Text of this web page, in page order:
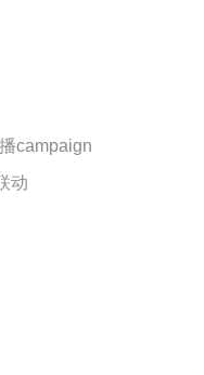
campaign
动